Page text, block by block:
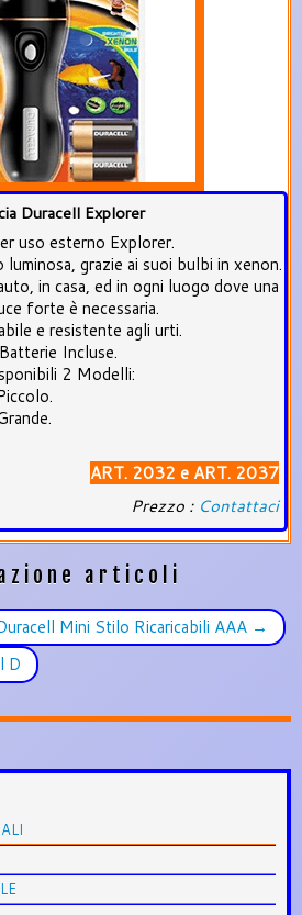
Duracell Explorer
uso esterno Explorer.
grazie ai suoi bulbi in xenon.
in casa, ed in ogni luogo dove una
forte è necessaria.
e resistente agli urti.
Batterie Incluse.
2 Modelli:
ART. 2032 e ART. 2037
Prezzo : Contattaci
articoli
Mini Stilo Ricaricabili AAA →
D